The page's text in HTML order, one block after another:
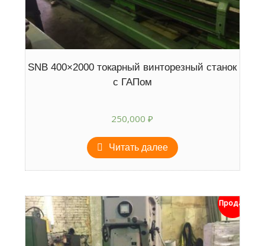
SNB 400×2000 токарный винторезный станок
с ГАПом
250,000₽
Читать далее
Продан